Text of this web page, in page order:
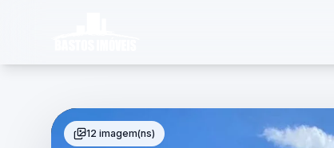
12 imagem(ns)